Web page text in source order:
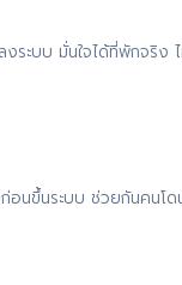
ระบบ มั่นใจได้ที่พักจริง
อนขึ้นระบบ ช่วยกันคนโ